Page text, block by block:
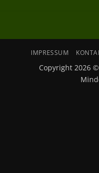
IMPRESSUM
Copyright 2026